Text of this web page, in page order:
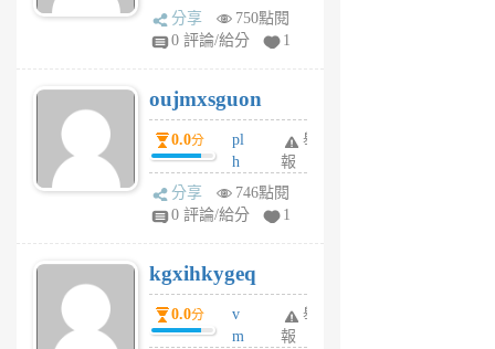
A
V
個
月
前
ld
gy
個
月
前
分享
750點閱
0 評論/給分
1
oujmxsguon
0.0分
pl
h
wi
w
6
個
月
前
舉
報
分享
746點閱
0 評論/給分
1
kgxihkygeq
0.0分
v
m
舉
報